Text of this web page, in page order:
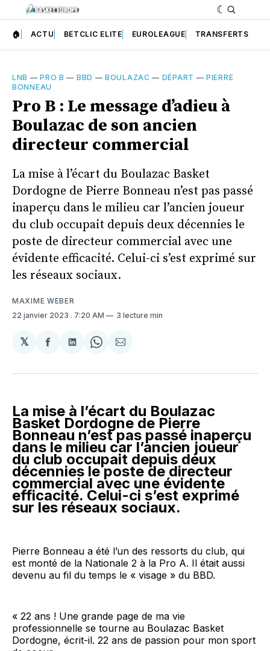
🏠 ACTU BETCLIC ELITE EUROLEAGUE TRANSFERTS
LNB —PRO B — BBD —BOULAZAC — DÉPART —PIERRE
BONNEAU
Pro B : Le message d’adieu à
Boulazac de son ancien
directeur commercial
La mise à l’écart du Boulazac Basket
Dordogne de Pierre Bonneau n’est pas passé
inaperçu dans le milieu car l’ancien joueur
du club occupait depuis deux décennies le
poste de directeur commercial avec une
évidente efficacité. Celui-ci s’est exprimé sur
les réseaux sociaux.
MAXIME WEBER
22 janvier 2023 . 7:20 AM 3 lecture min
𝕏
Partager
Facebook
Partager
LinkedIn
Share
WhatsApp
Partager
Courriel
La mise à l’écart du Boulazac
Basket Dordogne de Pierre
Bonneau n’est pas passé inaperçu
dans le milieu car l’ancien joueur
du club occupait depuis deux
décennies le poste de directeur
commercial avec une évidente
efficacité. Celui-ci s’est exprimé
sur les réseaux sociaux.
Pierre Bonneau a été l’un des ressorts du club, qui
est monté de la Nationale 2 à la Pro A. Il était aussi
devenu au fil du temps le « visage » du BBD.
« 22 ans ! Une grande page de ma vie
professionnelle se tourne au Boulazac Basket
Dordogne, écrit-il. 22 ans de passion pour mon sport